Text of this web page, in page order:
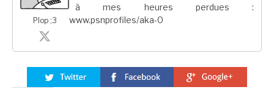
Plop ;3
à mes heures perdues :
www.psnprofiles/aka-0